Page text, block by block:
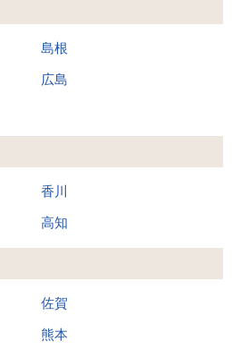
島根
広島
香川
高知
佐賀
熊本